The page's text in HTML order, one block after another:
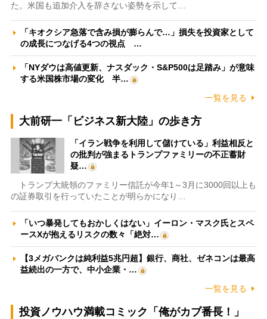
た。米国も追加介入を辞さない姿勢を示して…
「キオクシア急落で含み損が膨らんで…」損失を投資家として
の成長につなげる4つの視点 …
「NYダウは高値更新、ナスダック・S&P500は足踏み」が意味
する米国株市場の変化 半…
一覧を見る
大前研一「ビジネス新大陸」の歩き方
「イラン戦争を利用して儲けている」利益相反と
の批判が強まるトランプファミリーの不正蓄財
疑…
トランプ大統領のファミリー信託が今年1～3月に3000回以上も
の証券取引を行っていたことが明らかになり…
「いつ暴発してもおかしくはない」イーロン・マスク氏とスペ
ースXが抱えるリスクの数々「絶対…
【3メガバンクは純利益5兆円超】銀行、商社、ゼネコンは最高
益続出の一方で、中小企業・…
一覧を見る
投資ノウハウ満載コミック「俺がカブ番長！」